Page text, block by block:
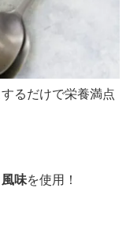
るだけで栄養満点
味を使用！